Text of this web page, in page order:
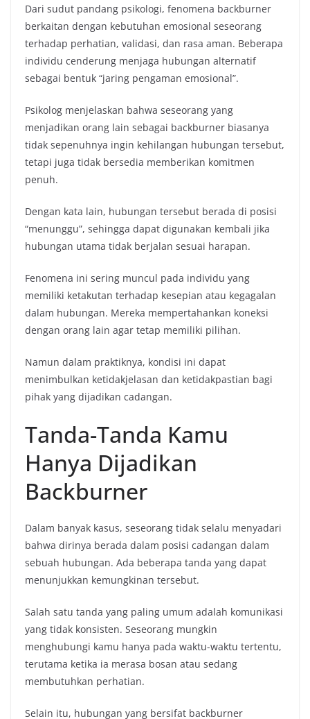
Dari sudut pandang psikologi, fenomena backburner
berkaitan dengan kebutuhan emosional seseorang
terhadap perhatian, validasi, dan rasa aman. Beberapa
individu cenderung menjaga hubungan alternatif
sebagai bentuk “jaring pengaman emosional”.
Psikolog menjelaskan bahwa seseorang yang
menjadikan orang lain sebagai backburner biasanya
tidak sepenuhnya ingin kehilangan hubungan tersebut,
tetapi juga tidak bersedia memberikan komitmen
penuh.
Dengan kata lain, hubungan tersebut berada di posisi
“menunggu”, sehingga dapat digunakan kembali jika
hubungan utama tidak berjalan sesuai harapan.
Fenomena ini sering muncul pada individu yang
memiliki ketakutan terhadap kesepian atau kegagalan
dalam hubungan. Mereka mempertahankan koneksi
dengan orang lain agar tetap memiliki pilihan.
Namun dalam praktiknya, kondisi ini dapat
menimbulkan ketidakjelasan dan ketidakpastian bagi
pihak yang dijadikan cadangan.
Tanda-Tanda Kamu
Hanya Dijadikan
Backburner
Dalam banyak kasus, seseorang tidak selalu menyadari
bahwa dirinya berada dalam posisi cadangan dalam
sebuah hubungan. Ada beberapa tanda yang dapat
menunjukkan kemungkinan tersebut.
Salah satu tanda yang paling umum adalah komunikasi
yang tidak konsisten. Seseorang mungkin
menghubungi kamu hanya pada waktu-waktu tertentu,
terutama ketika ia merasa bosan atau sedang
membutuhkan perhatian.
Selain itu, hubungan yang bersifat backburner